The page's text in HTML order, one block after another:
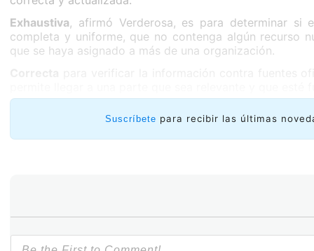
Exhaustiva, afirmó Verderosa, es para determinar si
completa y uniforme, que no contenga algún recurso
que se haya asignado a más de una organización.
Suscríbete para recibir las últimas